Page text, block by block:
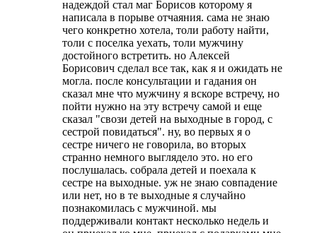
надеждой стал маг Борисов которому я
написала в порыве отчаяния. сама не знаю
чего конкретно хотела, толи работу найти,
толи с поселка уехать, толи мужчину
достойного встретить. но Алексей
Борисович сделал все так, как я и ожидать не
могла. после консультации и гадания он
сказал мне что мужчину я вскоре встречу, но
пойти нужно на эту встречу самой и еще
сказал "свози детей на выходные в город, с
сестрой повидаться". ну, во первых я о
сестре ничего не говорила, во вторых
странно немного выглядело это. но его
послушалась. собрала детей и поехала к
сестре на выходные. уж не знаю совпадение
или нет, но в те выходные я случайно
познакомилась с мужчиной. мы
поддерживали контакт несколько недель и